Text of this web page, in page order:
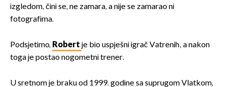
izgledom, čini se, ne zamara, a nije se zamarao ni
fotografima.
Podsjetimo, Robert je bio uspješni igrač Vatrenih, a nakon
toga je postao nogometni trener.
U sretnom je braku od 1999. godine sa suprugom Vlatkom,